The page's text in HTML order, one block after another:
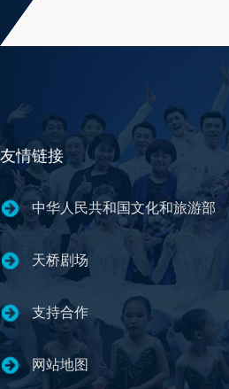
友情链接
中华人民共和国文化和旅游部
天桥剧场
支持合作
网站地图